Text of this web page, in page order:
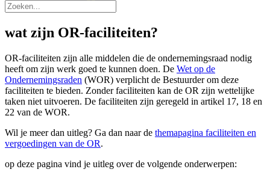
wat zijn OR-faciliteiten?
OR-faciliteiten zijn alle middelen die de ondernemingsraad nodig
heeft om zijn werk goed te kunnen doen. De Wet op de
Ondernemingsraden (WOR) verplicht de Bestuurder om deze
faciliteiten te bieden. Zonder faciliteiten kan de OR zijn wettelijke
taken niet uitvoeren. De faciliteiten zijn geregeld in artikel 17, 18 en
22 van de WOR.
Wil je meer dan uitleg? Ga dan naar de themapagina faciliteiten en
vergoedingen van de OR.
op deze pagina vind je uitleg over de volgende onderwerpen: